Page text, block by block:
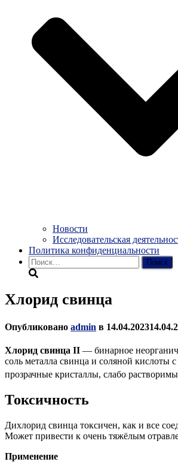
Новости
Исследовательская
Политика конфиденциальности
Найти:
Хлорид свинца
Опубликовано admin в 14.04.2023
Хлорид свинца II — бинарное
соль металла свинца и соляной кислоты
прозрачные кристаллы, слабо
Токсичность
Дихлорид свинца токсичен, как и все
Может привести к очень тяжёлым
Применение